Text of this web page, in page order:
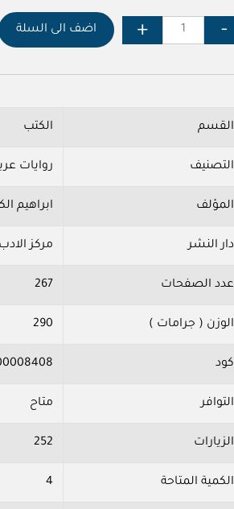
اضف الى السلة
القسم الكتب
التصنيف روايات
المؤلف ابراهيم
دار النشر مركز
عدد الصفحات 267
الوزن ( جرامات ) 290
كود
التوافر متاح
الزيارات 252
الكمية المتاحة 4